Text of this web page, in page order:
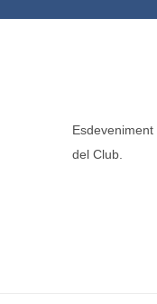
del Club.